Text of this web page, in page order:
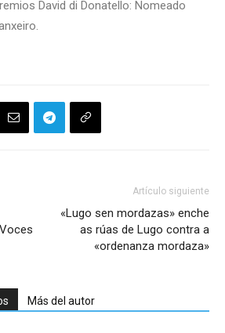
David di Donatello: Nomeado
Artículo siguiente
«Lugo sen mordazas» enche
as rúas de Lugo contra a
«ordenanza mordaza»
Más del autor